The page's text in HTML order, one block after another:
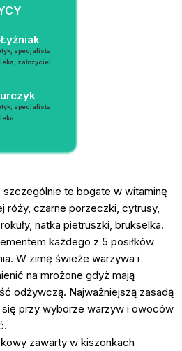
specjalista
założyciel
specjalista
szczególnie te bogate w witaminę
róży, czarne porzeczki, cytrusy,
natka pietruszki, brukselka.
każdego z 5 posiłków
W zimę świeże warzywa i
na mrożone gdyż mają
odżywczą. Najważniejszą zasadą
przy wyborze warzyw i owoców
zawarty w kiszonkach